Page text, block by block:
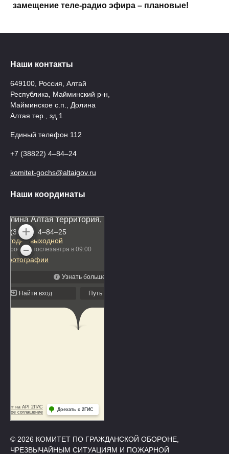
замещение теле-радио эфира – плановые!
Наши контакты
649100, Россия, Алтай
Республика, Майминский р-н,
Майминское с.п., Долина
Алтая тер., зд.1
Единый телефон 112
+7 (38822) 4‒84‒24
komitet-gochs@altaigov.ru
Наши координаты
© 2026 КОМИТЕТ ПО ГРАЖДАНСКОЙ ОБОРОНЕ,
ЧРЕЗВЫЧАЙНЫМ СИТУАЦИЯМ И ПОЖАРНОЙ